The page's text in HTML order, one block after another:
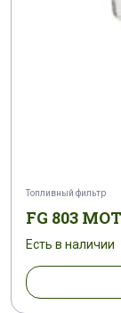
Топливный фильтр
FG 803
Есть в наличии